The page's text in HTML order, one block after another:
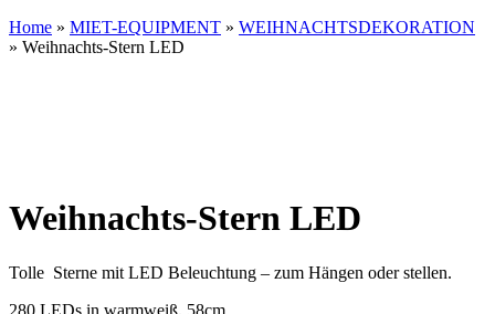
Home » MIET-EQUIPMENT » WEIHNACHTSDEKORATION
» Weihnachts-Stern LED
Weihnachts-Stern LED
Tolle Sterne mit LED Beleuchtung – zum Hängen oder stellen.
280 LEDs in warmweiß, 58cm